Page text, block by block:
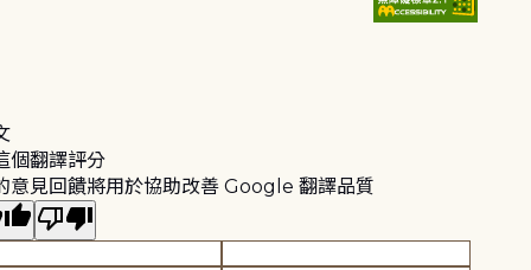
個翻譯評分
意見回饋將用於協助改善 Google 翻譯品質